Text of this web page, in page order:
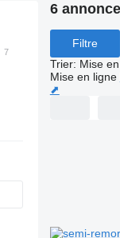
6
Filtre
Trier: Mise
Mise en ligne
⬈